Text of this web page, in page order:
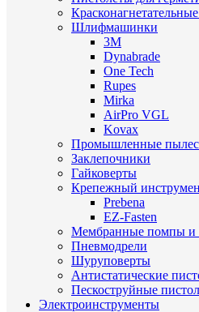
Шлифмашинки
3M
Dynabrade
One Tech
Rupes
Mirka
AirPro VGL
Kovax
Промышленные
Заклепочники
Гайковерты
Крепежный
Prebena
EZ-Fasten
Мембранные помпы и
Пневмодрели
Шуруповерты
Антистатические
Пескоструйные
Электроинструменты